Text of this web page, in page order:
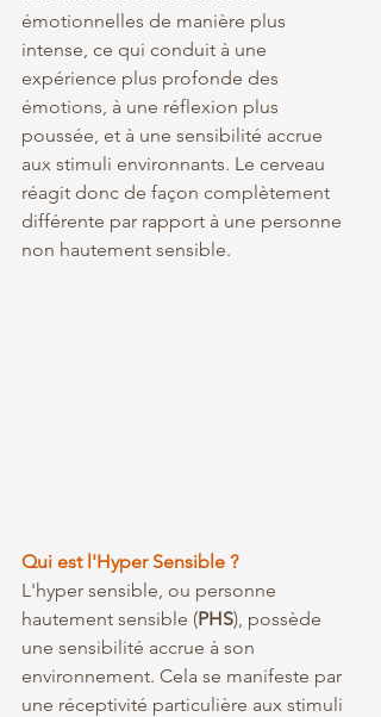
émotionnelles de manière plus
intense, ce qui conduit à une
expérience plus profonde des
émotions, à une réflexion plus
poussée, et à une sensibilité accrue
aux stimuli environnants. Le cerveau
réagit donc de façon complètement
différente par rapport à une personne
non hautement sensible.
Qui est l'Hyper Sensible ?
L'hyper sensible, ou personne
hautement sensible (PHS), possède
une sensibilité accrue à son
environnement. Cela se manifeste par
une réceptivité particulière aux stimuli